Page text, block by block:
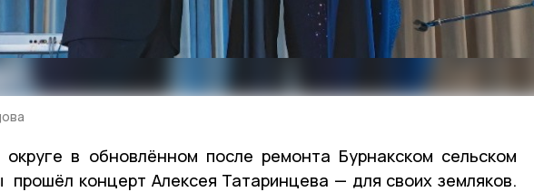
в обновлённом после ремонта Бурнакском сельском
прошёл концерт Алексея Татаринцева — для своих земляков.